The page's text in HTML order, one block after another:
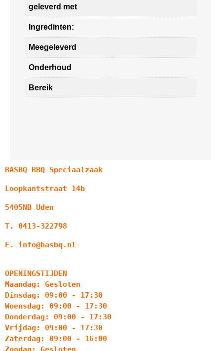
geleverd met
Ingredinten:
Meegeleverd
Onderhoud
Bereik
BASBQ BBQ Speciaalzaak
Loopkantstraat 14b
5405NB Uden
T. 0413-322798
E. info@basbq.nl
OPENINGSTIJDEN
Maandag: Gesloten
Dinsdag: 09:00 - 17:30
Woensdag: 09:00 - 17:30
Donderdag: 09:00 - 17:30
Vrijdag: 09:00 - 17:30
Zaterdag: 09:00 - 16:00